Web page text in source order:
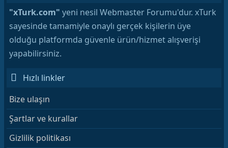
"xTurk.com" yeni nesil Webmaster Forumu'dur. xTurk
sayesinde tamamiyle onaylı gerçek kişilerin üye
olduğu platformda güvenle ürün/hizmet alışverişi
yapabilirsiniz.
Hızlı linkler
Bize ulaşın
Şartlar ve kurallar
Gizlilik politikası